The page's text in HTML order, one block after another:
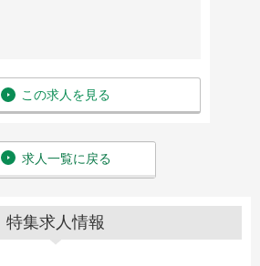
この求人を見る
求人一覧に戻る
特集求人情報